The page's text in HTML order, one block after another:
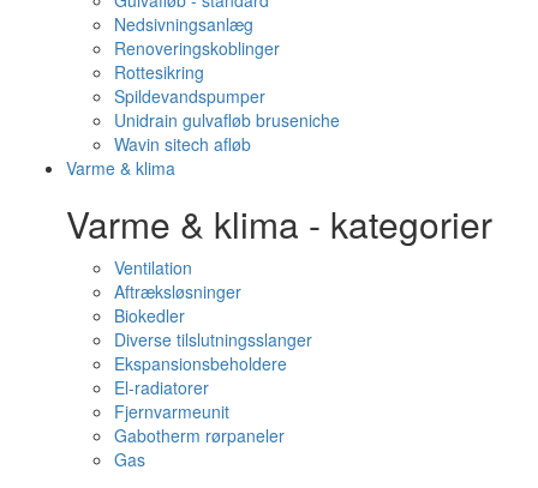
Nedsivningsanlæg
Renoveringskoblinger
Rottesikring
Spildevandspumper
Unidrain gulvafløb bruseniche
Wavin sitech afløb
Varme & klima
Varme & klima - kategorier
Ventilation
Aftræksløsninger
Biokedler
Diverse tilslutningsslanger
Ekspansionsbeholdere
El-radiatorer
Fjernvarmeunit
Gabotherm rørpaneler
Gas